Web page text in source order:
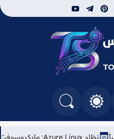
pinterest
telegram
youtube
توب سيرفس
المرجعية
التغيير بين الوضع النهاري والداكن
البحث في المدونة